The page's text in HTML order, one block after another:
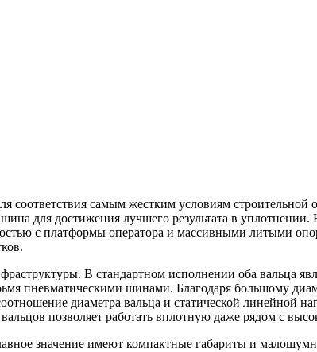
соответствия самым жестким условиям строительной
для достижения лучшего результата в
с платформы оператора и массивными литыми
В стандартном исполнении оба вальца
пневматическими шинами. Благодаря большому
диаметра вальца и статической линейной
позволяет работать вплотную даже рядом с
значение имеют компактные габариты и